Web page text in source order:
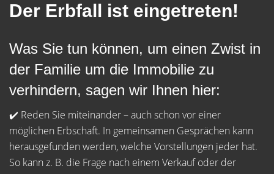
Der Erbfall ist eingetreten!
Was Sie tun können, um einen Zwist in
der Familie um die Immobilie zu
verhindern, sagen wir Ihnen hier:
✔️ Reden Sie miteinander – auch schon vor einer
möglichen Erbschaft. In gemeinsamen Gesprächen kann
herausgefunden werden, welche Vorstellungen jeder hat.
So kann z. B. die Frage nach einem Verkauf oder der